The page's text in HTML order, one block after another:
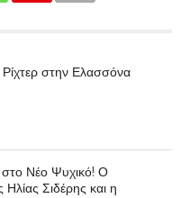
στην Ελασσόνα
στο Νέο Ψυχικό! Ο
Σιδέρης και η